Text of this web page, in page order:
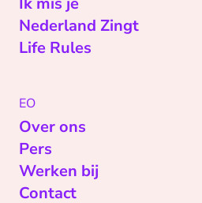
Nederland Zingt
Life Rules
EO
Over ons
Pers
Werken bij
Contact